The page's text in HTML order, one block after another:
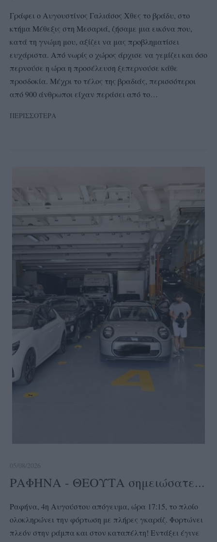
Γράφει ο Αυγουστίνος Γαλιάσος Χθες το βράδυ, στο
κτήμα Μέθεξις στη Μεσαριά, ζήσαμε μια εικόνα που,
κατά τη γνώμη μου, αξίζει να μας προβληματίσει
ευχάριστα. Από νωρίς ο χώρος άρχισε να γεμίζει και όσο
περνούσε η ώρα η προσέλευση ξεπερνούσε κάθε
προσδοκία. Μέχρι το τέλος της βραδιάς, περισσότεροι
από 900 άνθρωποι είχαν περάσει από το…
ΠΕΡΙΣΣΟΤΕΡΑ
05/08/2026
ΡΑΦΗΝΑ - ΘΕΟΥΤΑ σημειώσατε...
Ραφήνα, 4η Αυγούστου απόγευμα, ώρα 17:15, το πλοίο
ολοκληρώνει την φόρτωση με πλήρες γκαράζ. Φορτώνει
πλεόν στην ράμπα και στον καταπέλτη! Εντάξει έγινε